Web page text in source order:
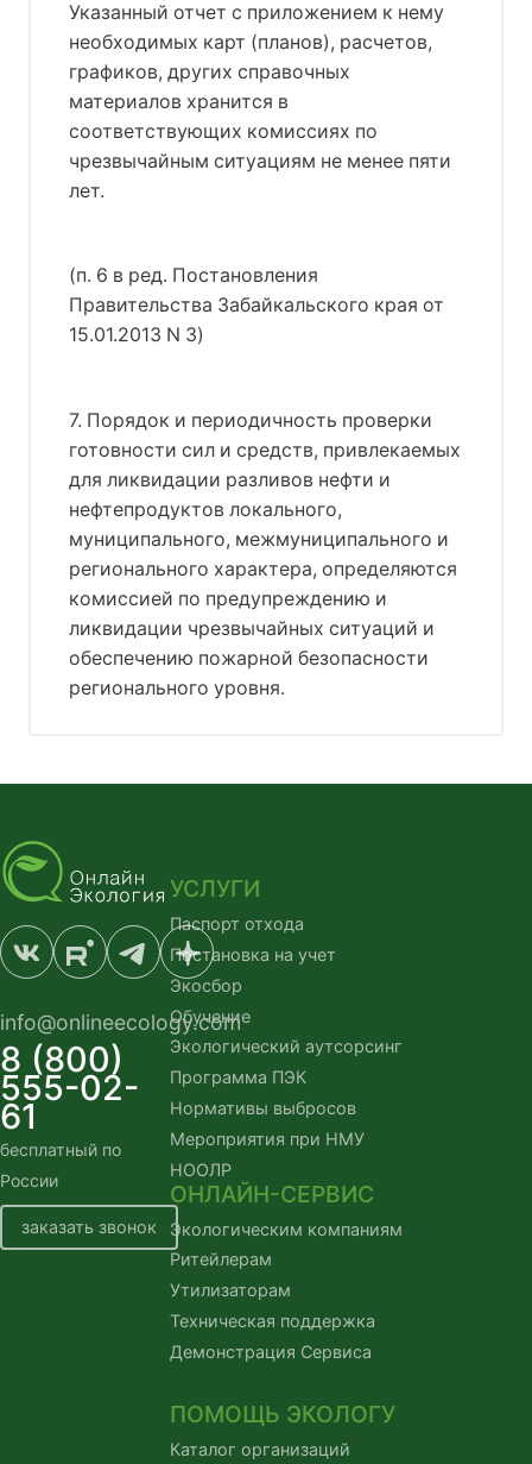
Указанный отчет с приложением к нему
необходимых карт (планов), расчетов,
графиков, других справочных
материалов хранится в
соответствующих комиссиях по
чрезвычайным ситуациям не менее пяти
лет.
(п. 6 в ред. Постановления
Правительства Забайкальского края от
15.01.2013 N 3)
7. Порядок и периодичность проверки
готовности сил и средств, привлекаемых
для ликвидации разливов нефти и
нефтепродуктов локального,
муниципального, межмуниципального и
регионального характера, определяются
комиссией по предупреждению и
ликвидации чрезвычайных ситуаций и
обеспечению пожарной безопасности
регионального уровня.
info@onlineecology.com
8 (800)
555-02-
61
бесплатный по
России
заказать звонок
УСЛУГИ
Паспорт отхода
Постановка на учет
Экосбор
Обучение
Экологический аутсорсинг
Программа ПЭК
Нормативы выбросов
Мероприятия при НМУ
НООЛР
ОНЛАЙН-СЕРВИС
Экологическим компаниям
Ритейлерам
Утилизаторам
Техническая поддержка
Демонстрация Сервиса
ПОМОЩЬ ЭКОЛОГУ
Каталог организаций